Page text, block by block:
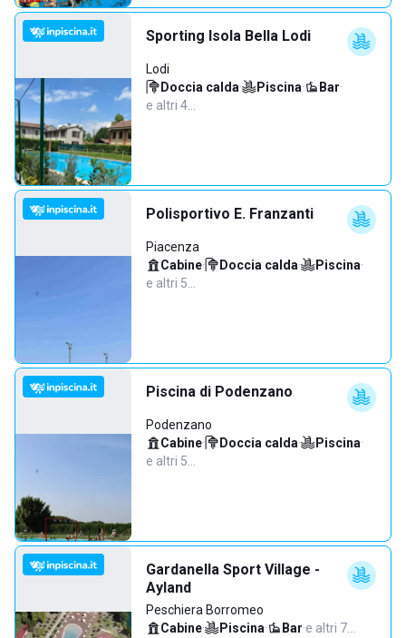
Sporting Isola Bella Lodi
Lodi
Doccia calda· Piscina· Bar·
e altri 4…
Polisportivo E. Franzanti
Piacenza
Cabine· Doccia calda· Piscina·
e altri 5…
Piscina di Podenzano
Podenzano
Cabine· Doccia calda· Piscina·
e altri 5…
Gardanella Sport Village -
Ayland
Peschiera Borromeo
Cabine· Piscina· Bar·e altri 7…